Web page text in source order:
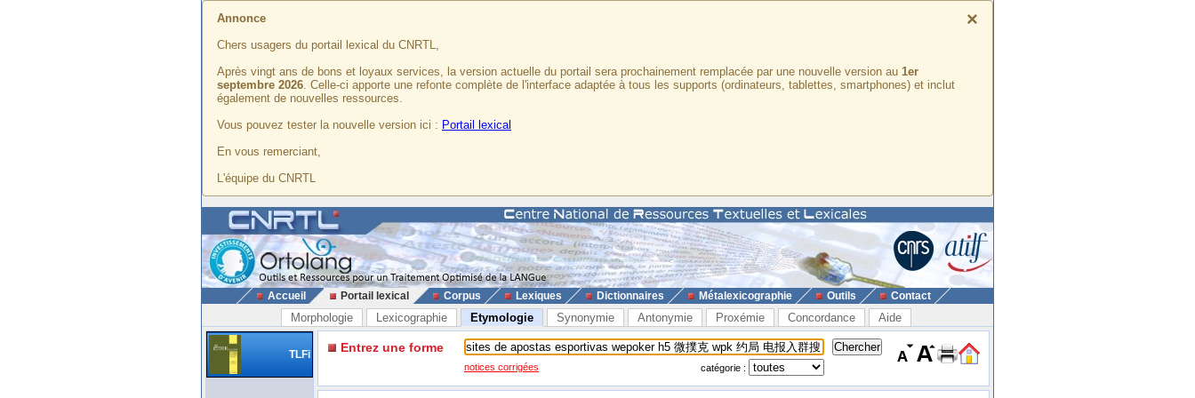
×
Annonce
Chers usagers du portail lexical du CNRTL,
Après vingt ans de bons et loyaux services, la version actuelle du portail sera prochainement remplacée par une nouvelle version au 1er
septembre 2026. Celle-ci apporte une refonte complète de l'interface adaptée à tous les supports (ordinateurs, tablettes, smartphones) et inclut
également de nouvelles ressources.
Vous pouvez tester la nouvelle version ici : Portail lexical
En vous remerciant,
L'équipe du CNRTL
Accueil Portail lexical Corpus Lexiques Dictionnaires Métalexicographie Outils Contact
Morphologie Lexicographie Etymologie Synonymie Antonymie Proxémie Concordance Aide
TLFi Entrez une forme
notices corrigées catégorie :